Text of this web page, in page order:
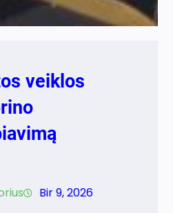
veiklos
Bir 9, 2026